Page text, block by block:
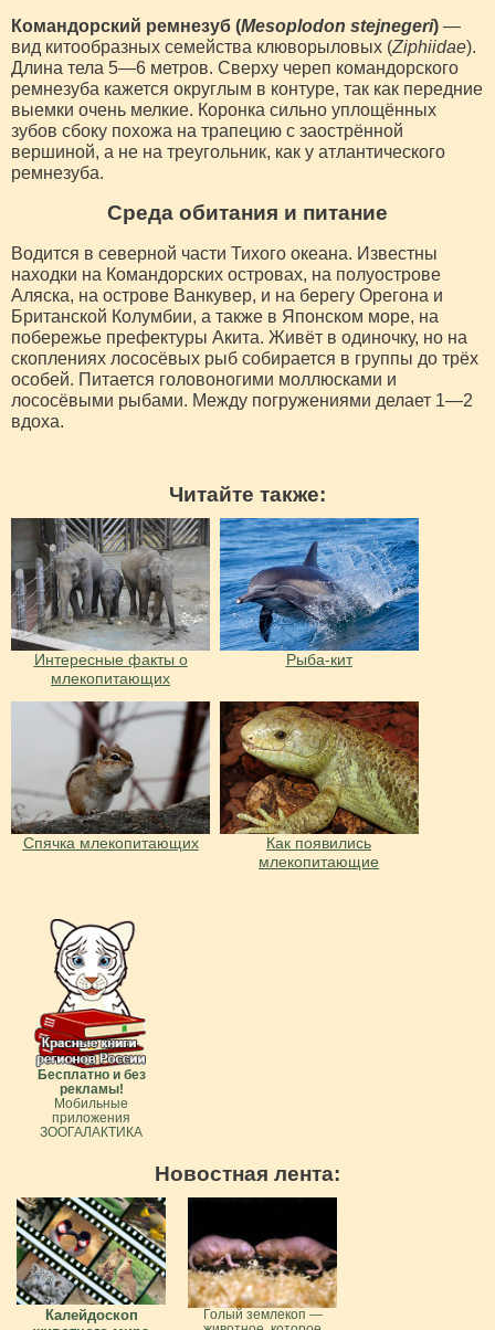
Командорский ремнезуб (Mesoplodon stejnegeri) —
вид китообразных семейства клюворыловых (Ziphiidae).
Длина тела 5—6 метров. Сверху череп командорского
ремнезуба кажется округлым в контуре, так как передние
выемки очень мелкие. Коронка сильно уплощённых
зубов сбоку похожа на трапецию с заострённой
вершиной, а не на треугольник, как у атлантического
ремнезуба.
Среда обитания и питание
Водится в северной части Тихого океана. Известны
находки на Командорских островах, на полуострове
Аляска, на острове Ванкувер, и на берегу Орегона и
Британской Колумбии, а также в Японском море, на
побережье префектуры Акита. Живёт в одиночку, но на
скоплениях лососёвых рыб собирается в группы до трёх
особей. Питается головоногими моллюсками и
лососёвыми рыбами. Между погружениями делает 1—2
вдоха.
Читайте также:
Интересные факты о
млекопитающих
Рыба-кит
Спячка млекопитающих
Как появились
млекопитающие
Бесплатно и без
рекламы!
Мобильные
приложения
ЗООГАЛАКТИКА
Новостная лента:
Калейдоскоп
Голый землекоп —